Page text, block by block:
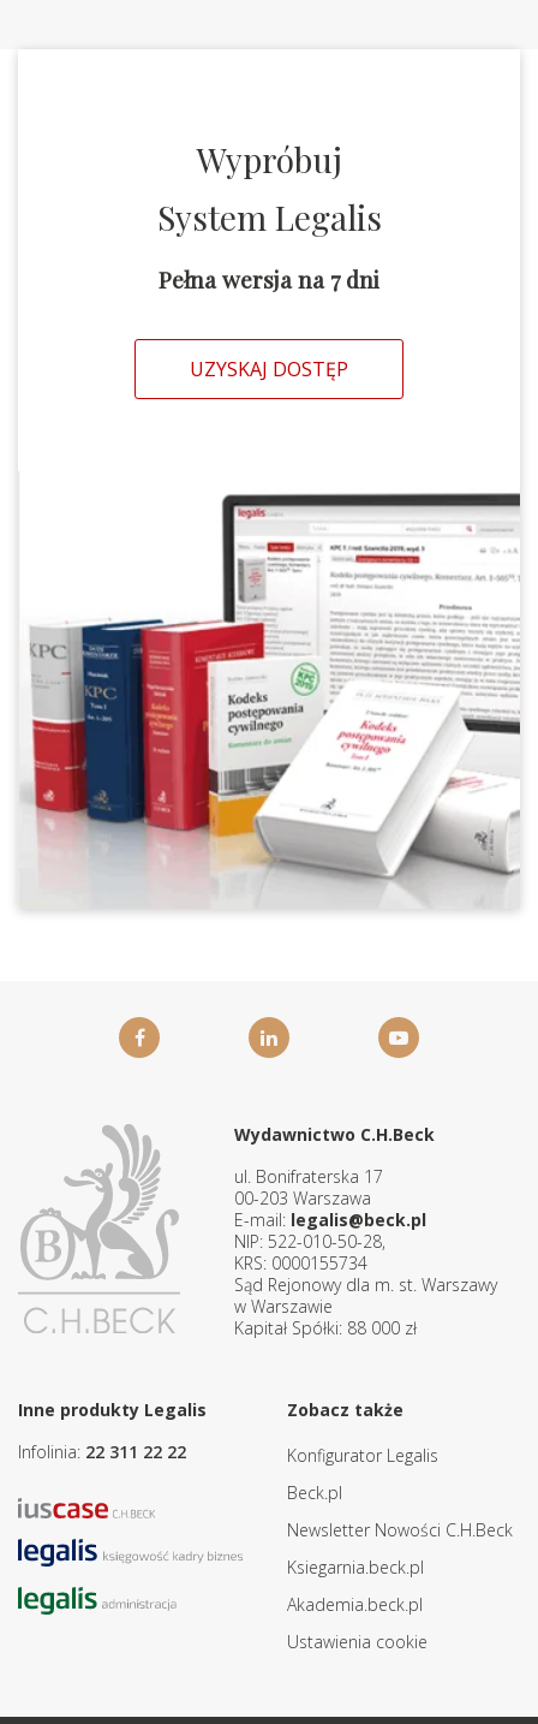
Wypróbuj
System Legalis
Pełna wersja na 7 dni
UZYSKAJ DOSTĘP
Wydawnictwo C.H.Beck
ul. Bonifraterska 17
00-203 Warszawa
E-mail: legalis@beck.pl
NIP: 522-010-50-28,
KRS: 0000155734
Sąd Rejonowy dla m. st. Warszawy
w Warszawie
Kapitał Spółki: 88 000 zł
Inne produkty Legalis
Infolinia: 22 311 22 22
Zobacz także
Konfigurator Legalis
Beck.pl
Newsletter Nowości C.H.Beck
Ksiegarnia.beck.pl
Akademia.beck.pl
Ustawienia cookie